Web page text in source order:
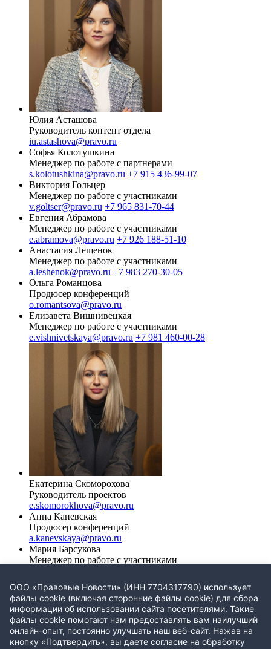
Юлия Асташова
Руководитель контент отдела
iu.astashova@pravo.ru
Софья Колотушкина
Менеджер по работе с партнерами
s.kolotushkina@pravo.ru +7 915 436-99-07
Виктория Гольцер
Менеджер по работе с участниками
v.goltser@pravo.ru +7 965 831-70-44
Евгения Абрамова
Менеджер по работе с участниками
e.abramova@pravo.ru +7 926 188-51-10
Анастасия Лещенок
Менеджер по работе с участниками
a.leshenok@pravo.ru +7 983 270-30-05
Ольга Романцова
Продюсер конференций
o.romantsova@pravo.ru
Елизавета Вишнивецкая
Менеджер по работе с участниками
e.vishnivetskaya@pravo.ru +7 981 460-00-28
Екатерина Скоморохова
Руководитель проектов
e.skomorokhova@pravo.ru
Анна Каневская
Продюсер конференций
a.kanevskaya@pravo.ru
Мария Барсукова
Менеджер по работе с участниками
Милана Хачатрян
Менеджер по работе с участниками
m.khachatrian@pravo.ru +7 904 293-48-98
Екатерина Куракаева
Менеджер по работе с партнерами
e.kurakaeva@pravo.ru 8 (903) 125-90-68
Валерия Саратова
ООО «Правовые Новости» (ИНН 7704317790) использует
файлы cookie (включая сторонние файлы cookie) для сбора
информации об использовании сайта посетителями. Такие
файлы cookie помогают нам предоставлять вам наилучший
онлайн-опыт, постоянно улучшать наш веб-сайт. Нажав на
кнопку «Подтвердить», вы даете согласие на обработку